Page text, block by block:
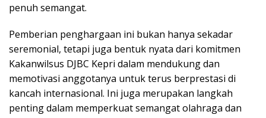
penuh semangat.
Pemberian penghargaan ini bukan hanya sekadar
seremonial, tetapi juga bentuk nyata dari komitmen
Kakanwilsus DJBC Kepri dalam mendukung dan
memotivasi anggotanya untuk terus berprestasi di
kancah internasional. Ini juga merupakan langkah
penting dalam memperkuat semangat olahraga dan